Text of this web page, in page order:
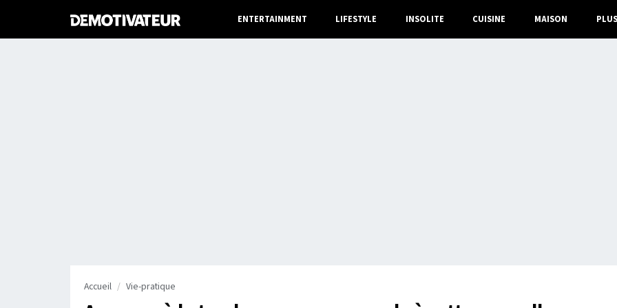
ENTERTAINMENT LIFESTYLE INSOLITE CUISINE MAISON PLUS
Accueil Vie-pratique